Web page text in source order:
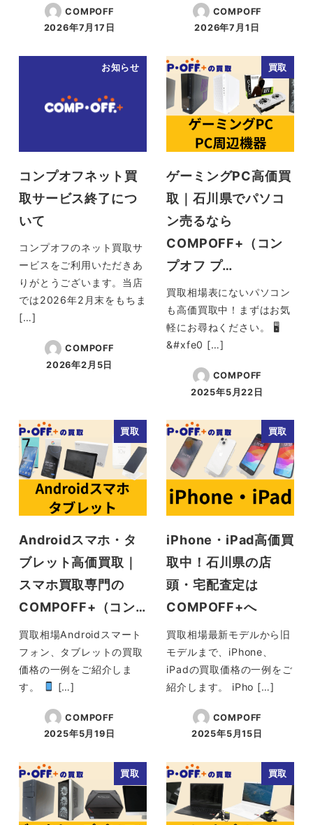
COMPOFF
投稿日
2026年7月17日
COMPOFF
投稿日
2026年7月1日
お知らせ
コンプオフネット買
取サービス終了につ
いて
コンプオフのネット買取サ
ービスをご利用いただきあ
りがとうございます。当店
では2026年2月末をもちま
[…]
COMPOFF
投稿日
2026年2月5日
買取
ゲーミングPC高価買
取｜石川県でパソコ
ン売るなら
COMPOFF+（コン
プオフ プ…
買取相場表にないパソコン
も高価買取中！まずはお気
軽にお尋ねください。 🖥
&#xfe0 […]
COMPOFF
投稿日
2025年5月22日
買取
Androidスマホ・タ
ブレット高価買取｜
スマホ買取専門の
COMPOFF+（コン…
買取相場Androidスマート
フォン、タブレットの買取
価格の一例をご紹介しま
す。
[…]
COMPOFF
投稿日
2025年5月19日
買取
iPhone・iPad高価買
取中！石川県の店
頭・宅配査定は
COMPOFF+へ
買取相場最新モデルから旧
モデルまで、iPhone、
iPadの買取価格の一例をご
紹介します。 iPho […]
COMPOFF
投稿日
2025年5月15日
買取 買取